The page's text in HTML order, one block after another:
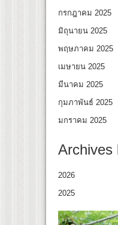
กรกฎาคม 2025
มิถุนายน 2025
พฤษภาคม 2025
เมษายน 2025
มีนาคม 2025
กุมภาพันธ์ 2025
มกราคม 2025
Archives
2026
2025